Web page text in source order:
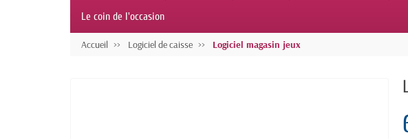
Le coin de l'occasion
Accueil Logiciel de caisse Logiciel magasin jeux